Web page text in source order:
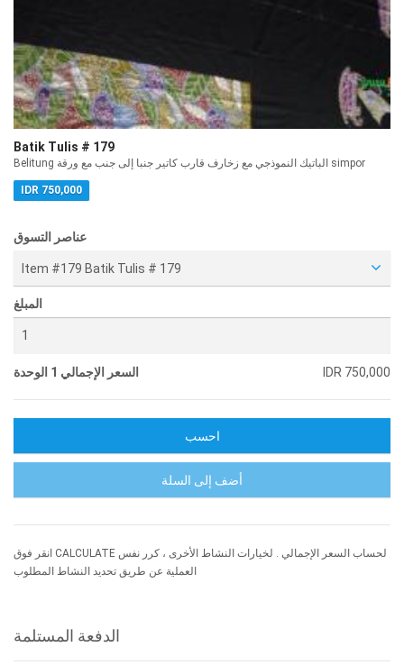
Batik Tulis # 179
Belitung الباتيك النموذجي مع زخارف قارب كاتير جنبا إلى جنب مع ورقة simpor
IDR 750,000
عناصر التسوق
Item #179 Batik Tulis # 179
المبلغ
السعر الإجمالي 1 الوحدة IDR 750,000
احسب
أضف إلى السلة
انقر فوق CALCULATE لحساب السعر الإجمالي . لخيارات النشاط الأخرى ، كرر نفس
العملية عن طريق تحديد النشاط المطلوب
الدفعة المستلمة